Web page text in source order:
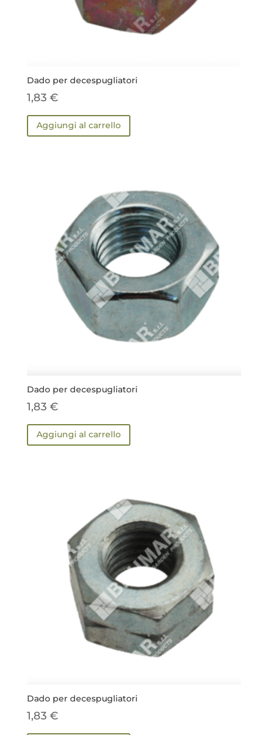
Dado per decespugliatori
1,83 €
Aggiungi al carrello
Dado per decespugliatori
1,83 €
Aggiungi al carrello
Dado per decespugliatori
1,83 €